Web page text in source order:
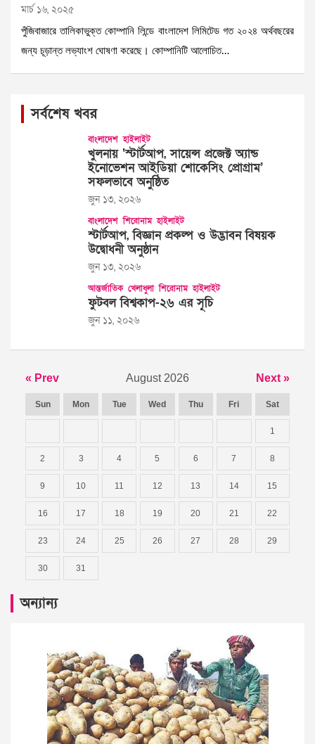
মার্চ ১৬, ২০২৫
পুঁজিবাজারে তালিকাভুক্ত কোম্পানি লিন্ডে বাংলাদেশ লিমিটেড গত ২০২৪ অর্থবছরের
জন্য চূড়ান্ত লভ্যাংশ ঘোষণা করেছে। কোম্পানিটি আলোচিত…
সর্বশেষ খবর
বাংলাদেশ হাইলাইট
খুলনায় ‘স্টার্টআপ, সায়েন্স প্রজেক্ট অ্যান্ড
ইনোভেশন আইডিয়া শোকেসিং প্রোগ্রাম’
সফলভাবে অনুষ্ঠিত
জুন ১৩, ২০২৬
বাংলাদেশ শিরোনাম হাইলাইট
স্টার্টআপ, বিজ্ঞান প্রকল্প ও উদ্ভাবন বিষয়ক
উদ্বোধনী অনুষ্ঠান
জুন ১৩, ২০২৬
আন্তর্জাতিক খেলাধুলা শিরোনাম হাইলাইট
ফুটবল বিশ্বকাপ-২৬ এর সূচি
জুন ১১, ২০২৬
« Prev August 2026 Next »
Sun Mon Tue Wed Thu Fri Sat
1
2 3 4 5 6 7 8
9 10 11 12 13 14 15
16 17 18 19 20 21 22
23 24 25 26 27 28 29
30 31
অন্যান্য